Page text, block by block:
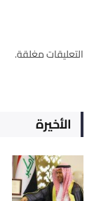
التعليقات مغلقة.
الأخيرة